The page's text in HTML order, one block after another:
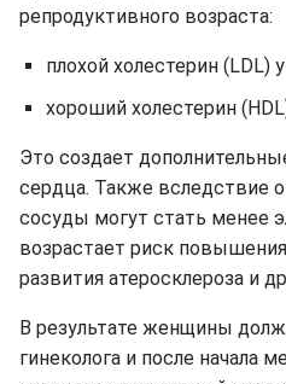
репродуктивного возраста:
плохой холестерин (LDL)
хороший холестерин
Это создает
сердца. Также вследствие
сосуды могут стать менее
возрастает риск
развития атеросклероза и
В результате женщины
гинеколога и после начала